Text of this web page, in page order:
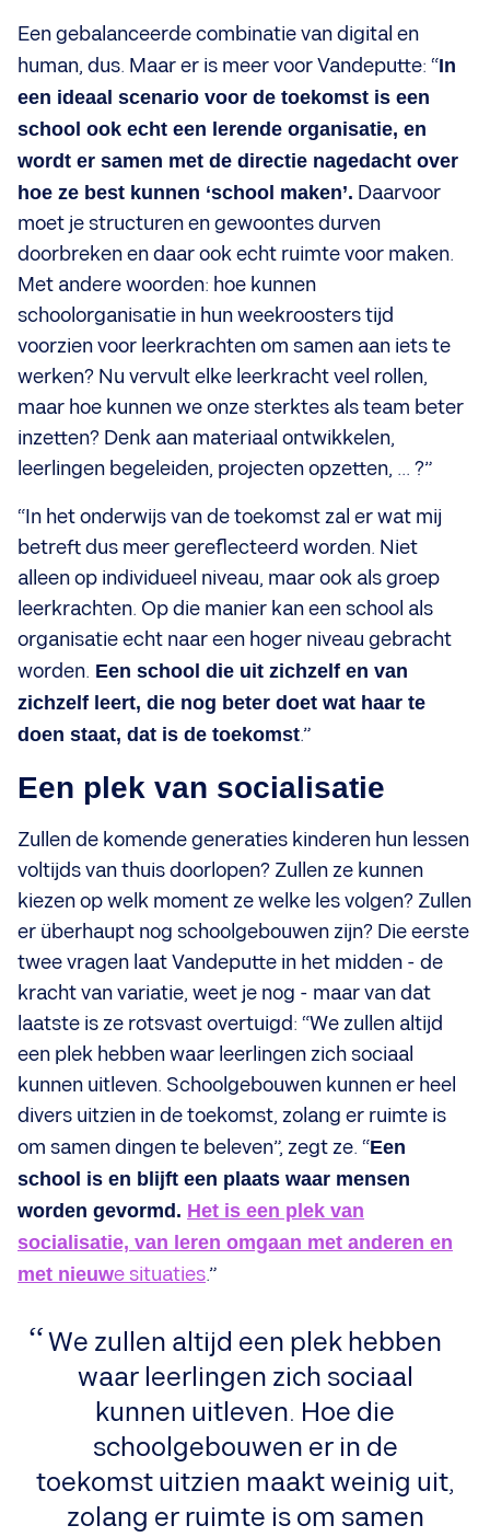
Een gebalanceerde combinatie van digital en
human, dus. Maar er is meer voor Vandeputte: “In
een ideaal scenario voor de toekomst is een
school ook echt een lerende organisatie, en
wordt er samen met de directie nagedacht over
hoe ze best kunnen ‘school maken’. Daarvoor
moet je structuren en gewoontes durven
doorbreken en daar ook echt ruimte voor maken.
Met andere woorden: hoe kunnen
schoolorganisatie in hun weekroosters tijd
voorzien voor leerkrachten om samen aan iets te
werken? Nu vervult elke leerkracht veel rollen,
maar hoe kunnen we onze sterktes als team beter
inzetten? Denk aan materiaal ontwikkelen,
leerlingen begeleiden, projecten opzetten, ... ?”
“In het onderwijs van de toekomst zal er wat mij
betreft dus meer gereflecteerd worden. Niet
alleen op individueel niveau, maar ook als groep
leerkrachten. Op die manier kan een school als
organisatie echt naar een hoger niveau gebracht
worden. Een school die uit zichzelf en van
zichzelf leert, die nog beter doet wat haar te
doen staat, dat is de toekomst.”
Een plek van socialisatie
Zullen de komende generaties kinderen hun lessen
voltijds van thuis doorlopen? Zullen ze kunnen
kiezen op welk moment ze welke les volgen? Zullen
er überhaupt nog schoolgebouwen zijn? Die eerste
twee vragen laat Vandeputte in het midden - de
kracht van variatie, weet je nog - maar van dat
laatste is ze rotsvast overtuigd: “We zullen altijd
een plek hebben waar leerlingen zich sociaal
kunnen uitleven. Schoolgebouwen kunnen er heel
divers uitzien in de toekomst, zolang er ruimte is
om samen dingen te beleven”, zegt ze. “Een
school is en blijft een plaats waar mensen
worden gevormd. Het is een plek van
socialisatie, van leren omgaan met anderen en
met nieuwe situaties.”
We zullen altijd een plek hebben
waar leerlingen zich sociaal
kunnen uitleven. Hoe die
schoolgebouwen er in de
toekomst uitzien maakt weinig uit,
zolang er ruimte is om samen